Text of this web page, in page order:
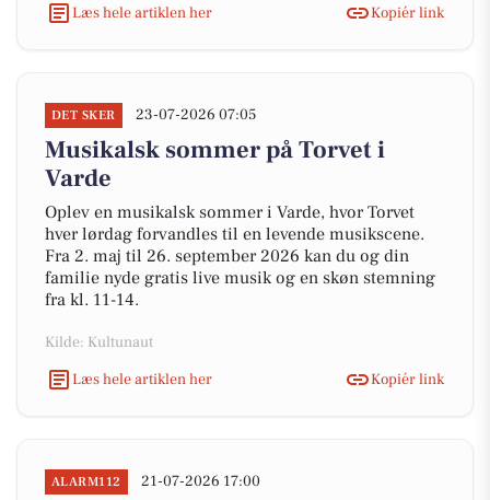
Læs hele artiklen her
Kopiér link
DET SKER 23-07-2026 07:05
Musikalsk sommer på Torvet i
Varde
Oplev en musikalsk sommer i Varde, hvor Torvet
hver lørdag forvandles til en levende musikscene.
Fra 2. maj til 26. september 2026 kan du og din
familie nyde gratis live musik og en skøn stemning
fra kl. 11-14.
Kilde: Kultunaut
Læs hele artiklen her
Kopiér link
ALARM112 21-07-2026 17:00